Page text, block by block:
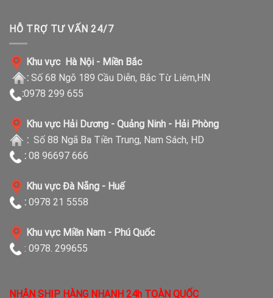
HỖ TRỢ TƯ VẤN 24/7
Khu vực Hà Nội - Miền Bắc
: Số 68 Ngõ 189 Cầu Diễn, Bắc Từ Liêm,HN
:0978 299 655
Khu vực Hải Dương - Quảng Ninh - Hải Phòng
: Số 88 Ngã Ba Tiền Trung, Nam Sách, HD
: 08 96697 666
Khu vực Đà Nẵng - Huế
: 0978 21 5558
Khu vực Miền Nam - Phú Quốc
: 0978. 299655
NHẬN SHIP HÀNG NHANH 24h TOÀN QUỐC